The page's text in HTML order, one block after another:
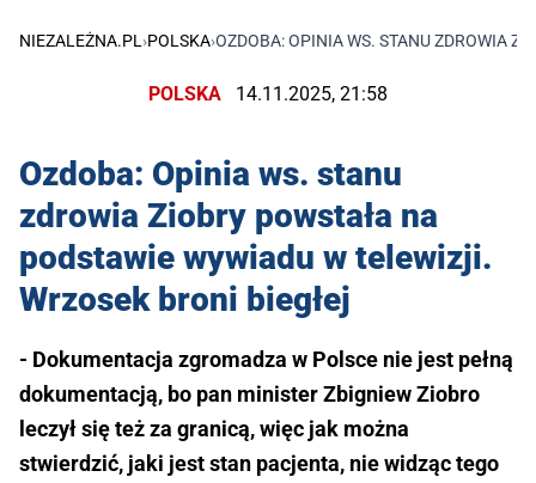
NIEZALEŻNA.PL ›POLSKA›OZDOBA: OPINIA WS. STANU ZDROWIA
POLSKA 14.11.2025, 21:58
Ozdoba: Opinia ws. stanu
zdrowia Ziobry powstała na
podstawie wywiadu w telewizji.
Wrzosek broni biegłej
- Dokumentacja zgromadza w Polsce nie jest pełną
dokumentacją, bo pan minister Zbigniew Ziobro
leczył się też za granicą, więc jak można
stwierdzić, jaki jest stan pacjenta, nie widząc tego